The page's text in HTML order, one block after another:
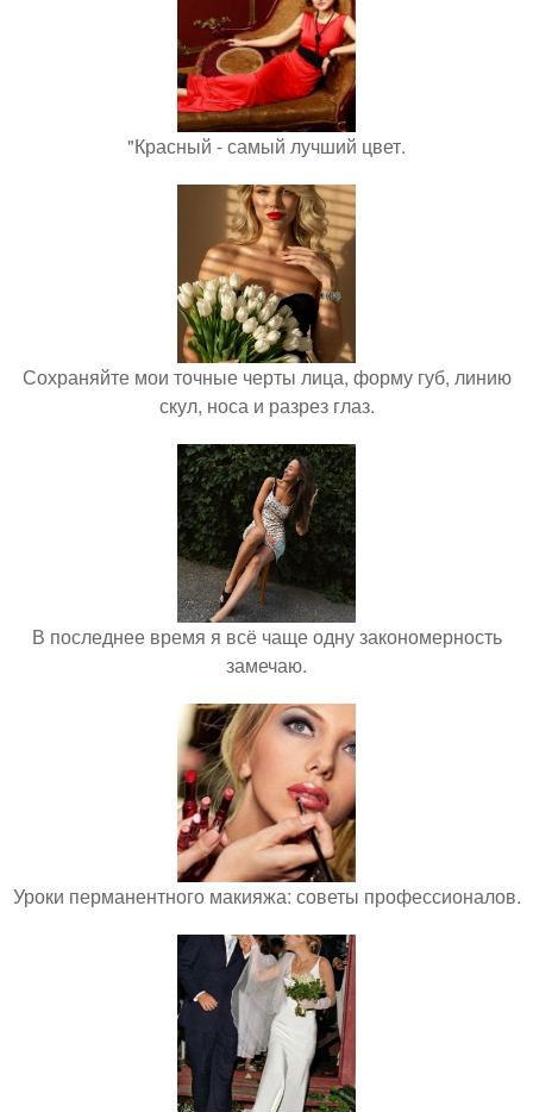
"Красный - самый лучший цвет.
Сохраняйте мои точные черты лица, форму губ, линию
скул, носа и разрез глаз.
В последнее время я всё чаще одну закономерность
замечаю.
Уроки перманентного макияжа: советы профессионалов.